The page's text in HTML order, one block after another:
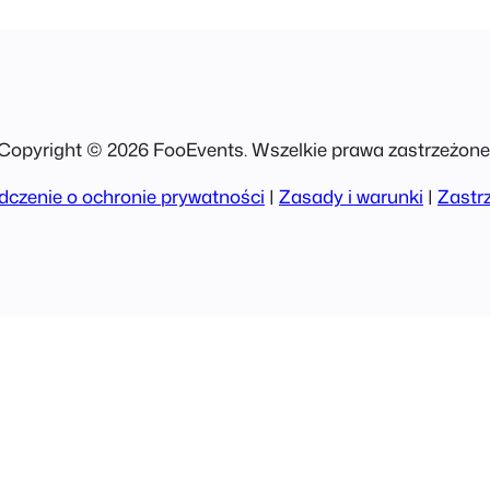
© 2026 FooEvents. Wszelkie prawa
o ochronie prywatności | Zasady i warunki |